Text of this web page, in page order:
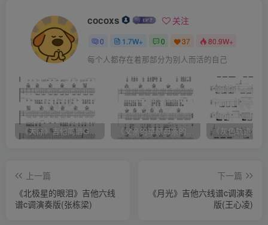
cocoxs 关注
0 1.7W+ 0 37 80.9W+
每个人都存在着那部分为别人而活的自己
《天际》吉他简谱G调弹唱谱（姜玉阳） 《父亲的草原母亲的河》吉他简谱C调弹唱谱（腾格尔）
上一篇
《北极星的眼泪》吉他六线
谱c调演奏版(张栋梁)
下一篇
《月光》吉他六线谱c调演奏
版(王心凌)